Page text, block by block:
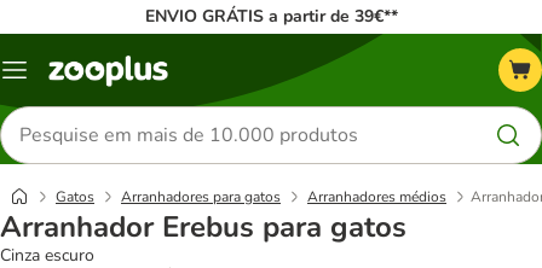
ENVIO GRÁTIS a partir de 39€**
Menu
Pesquisar
produtos
Gatos Arranhadores para gatos Arranhadores médios
Arranhador Erebus para gatos
Cinza escuro